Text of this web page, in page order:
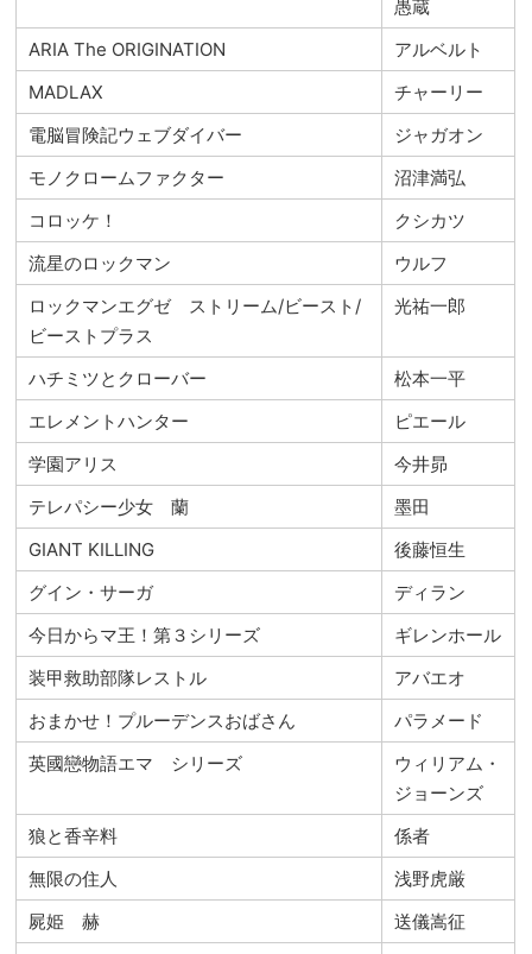
愚蔵
ARIA The ORIGINATION
アルベルト
MADLAX
チャーリー
電脳冒険記ウェブダイバー
ジャガオン
モノクロームファクター
沼津満弘
コロッケ！
クシカツ
流星のロックマン
ウルフ
ロックマンエグゼ ストリーム/ビースト/
ビーストプラス
光祐一郎
ハチミツとクローバー
松本一平
エレメントハンター
ピエール
学園アリス
今井昴
テレパシー少女 蘭
墨田
GIANT KILLING
後藤恒生
グイン・サーガ
ディラン
今日からマ王！第３シリーズ
ギレンホール
装甲救助部隊レストル
アバエオ
おまかせ！プルーデンスおばさん
パラメード
英國戀物語エマ シリーズ
ウィリアム・
ジョーンズ
狼と香辛料
係者
無限の住人
浅野虎厳
屍姫 赫
送儀嵩征